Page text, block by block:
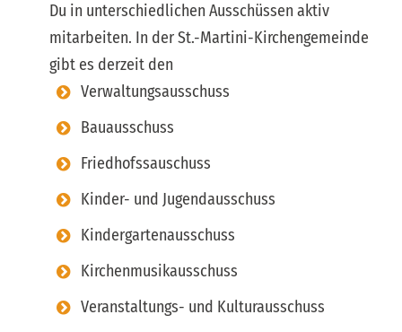
Du in unterschiedlichen Ausschüssen aktiv
mitarbeiten. In der St.-Martini-Kirchengemeinde
gibt es derzeit den
Verwaltungsausschuss
Bauausschuss
Friedhofssauschuss
Kinder- und Jugendausschuss
Kindergartenausschuss
Kirchenmusikausschuss
Veranstaltungs- und Kulturausschuss